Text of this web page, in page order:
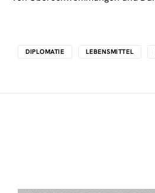
DIPLOMATIE LEBENSMITTEL